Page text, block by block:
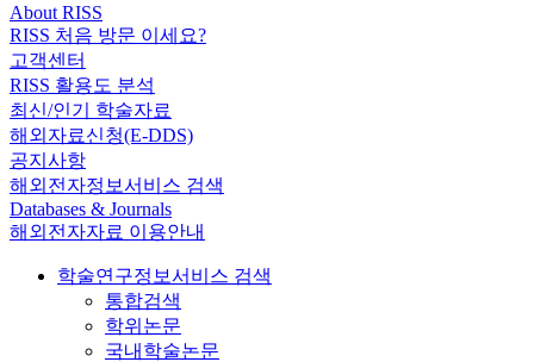
About RISS
RISS 처음 방문 이세요?
고객센터
RISS 활용도 분석
최신/인기 학술자료
해외자료신청(E-DDS)
공지사항
해외전자정보서비스 검색
Databases & Journals
해외전자자료 이용안내
학술연구정보서비스 검색
통합검색
학위논문
국내학술논문